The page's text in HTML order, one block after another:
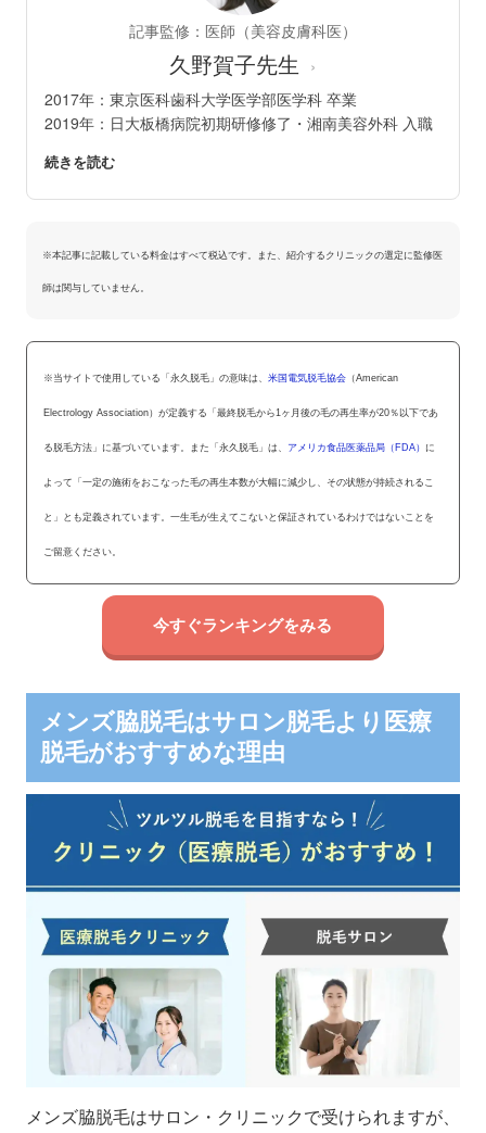
記事監修：医師（美容皮膚科医）
久野賀子先生 ›
2017年：東京医科歯科大学医学部医学科 卒業
2019年：日大板橋病院初期研修修了・湘南美容外科 入職
※本記事に記載している料金はすべて税込です。また、紹介するクリニックの選定に監修医
師は関与していません。
※当サイトで使用している「永久脱毛」の意味は、 米国電気脱毛協会（American
Electrology Association）が定義する「最終脱毛から1ヶ月後の毛の再生率が20％以下であ
る脱毛方法」に基づいています。また「永久脱毛」は、 アメリカ食品医薬品局（FDA） に
よって「一定の施術をおこなった毛の再生本数が大幅に減少し、その状態が持続されるこ
と」とも定義されています。一生毛が生えてこないと保証されているわけではないことを
ご留意ください。
今すぐランキングをみる
メンズ脇脱毛はサロン脱毛より医療
脱毛がおすすめな理由
メンズ脇脱毛はサロン・クリニックで受けられますが、